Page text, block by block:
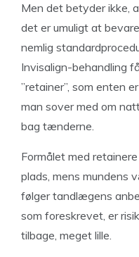
Men det betyder ikke,
det er umuligt at
nemlig
Invisalign-behandling
”retainer”, som enten
man sover med om
bag tænderne.
Formålet med
plads, mens mundens
følger tandlægens
som foreskrevet, er
tilbage, meget lille.